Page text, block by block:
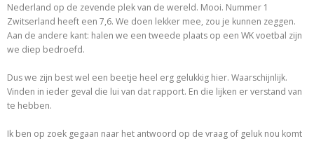
Nederland op de zevende plek van de wereld. Mooi. Nummer 1
Zwitserland heeft een 7,6. We doen lekker mee, zou je kunnen zeggen.
Aan de andere kant: halen we een tweede plaats op een WK voetbal zijn
we diep bedroefd.
Dus we zijn best wel een beetje heel erg gelukkig hier. Waarschijnlijk.
Vinden in ieder geval die lui van dat rapport. En die lijken er verstand van
te hebben.
Ik ben op zoek gegaan naar het antwoord op de vraag of geluk nou komt